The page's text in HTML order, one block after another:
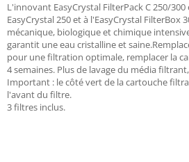
L'innovant EasyCrystal FilterPack C 250/
EasyCrystal 250 et à l'EasyCrystal FilterBox
mécanique, biologique et chimique
garantit une eau cristalline et
pour une filtration optimale, remplacer la
4 semaines. Plus de lavage du média
Important : le côté vert de la cartouche
l'avant du filtre.
3 filtres inclus.